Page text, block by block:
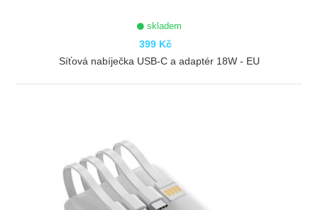
skladem
399 Kč
Síťová nabíječka USB-C a adaptér 18W - EU